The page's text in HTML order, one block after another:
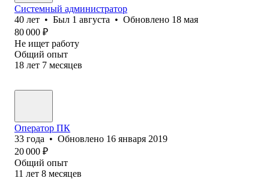
Системный администратор
40 лет • Был 1 августа • Обновлено 18 мая
80 000 ₽
Не ищет работу
Общий опыт
18 лет 7 месяцев
Оператор ПК
33 года • Обновлено 16 января 2019
20 000 ₽
Общий опыт
11 лет 8 месяцев